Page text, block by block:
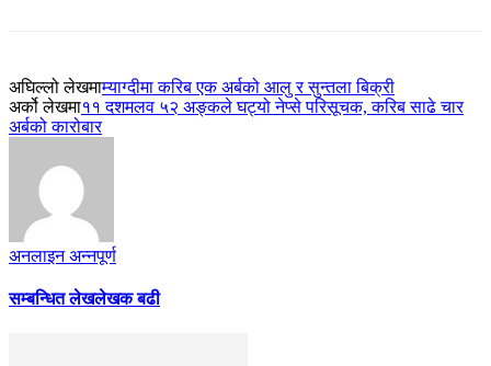
अघिल्लो लेखमाम्याग्दीमा करिब एक अर्बको आलु र सुन्तला बिक्री
अर्को लेखमा११ दशमलव ५२ अङ्कले घट्यो नेप्से परिसूचक, करिब साढे चार
अर्बको कारोबार
अनलाइन अन्नपूर्ण
सम्बन्धित लेखलेखक बढी